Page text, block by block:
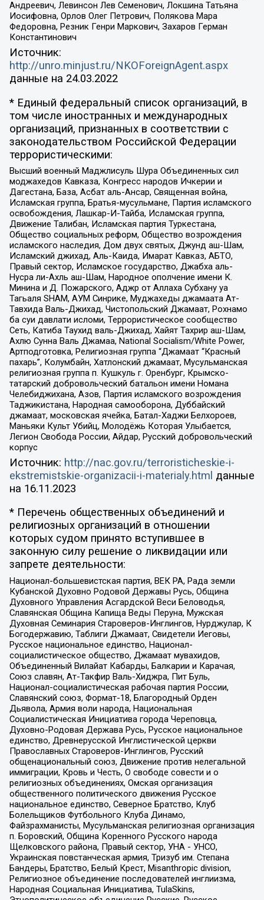
Андреевич, Левинсон Лев Семенович, Локшина Татьяна
Иосифовна, Орлов Олег Петрович, Полякова Мара
Федоровна, Резник Генри Маркович, Захаров Герман
Константинович
Источник:
http://unro.minjust.ru/NKOForeignAgent.aspx
данные на 24.03.2022
* Единый федеральный список организаций, в
том числе иностранных и международных
организаций, признанных в соответствии с
законодательством Российской Федерации
террористическими:
Высший военный Маджлисуль Шура Объединенных сил
моджахедов Кавказа, Конгресс народов Ичкерии и
Дагестана, База, Асбат аль-Ансар, Священная война,
Исламская группа, Братья-мусульмане, Партия исламского
освобождения, Лашкар-И-Тайба, Исламская группа,
Движение Талибан, Исламская партия Туркестана,
Общество социальных реформ, Общество возрождения
исламского наследия, Дом двух святых, Джунд аш-Шам,
Исламский джихад, Аль-Каида, Имарат Кавказ, АБТО,
Правый сектор, Исламское государство, Джабха аль-
Нусра ли-Ахль аш-Шам, Народное ополчение имени К.
Минина и Д. Пожарского, Аджр от Аллаха Субхану уа
Тагьаля SHAM, АУМ Синрике, Муджахеды джамаата Ат-
Тавхида Валь-Джихад, Чистопольский Джамаат, Рохнамо
ба суи давлати исломи, Террористическое сообщество
Сеть, Катиба Таухид валь-Джихад, Хайят Тахрир аш-Шам,
Ахлю Сунна Валь Джамаа, National Socialism/White Power,
Артподготовка, Религиозная группа “Джамаат “Красный
пахарь”, Колумбайн, Хатлонский джамаат, Мусульманская
религиозная группа п. Кушкуль г. Оренбург, Крымско-
татарский добровольческий батальон имени Номана
Челебиджихана, Азов, Партия исламского возрождения
Таджикистана, Народная самооборона, Дуббайский
джамаат, московская ячейка, Батал-Хаджи Белхороев,
Маньяки Культ Убийц, Молодёжь Которая Улыбается,
Легион Свобода России, Айдар, Русский добровольческий
корпус
Источник: http://nac.gov.ru/terroristicheskie-i-
ekstremistskie-organizacii-i-materialy.html данные
на 16.11.2023
* Перечень общественных объединений и
религиозных организаций в отношении
которых судом принято вступившее в
законную силу решение о ликвидации или
запрете деятельности:
Национал-большевистская партия, ВЕК РА, Рада земли
Кубанской Духовно Родовой Державы Русь, Община
Духовного Управления Асгардской Веси Беловодья,
Славянская Община Капища Веды Перуна, Мужская
Духовная Семинария Староверов-Инглингов, Нурджулар, К
Богодержавию, Таблиги Джамаат, Свидетели Иеговы,
Русское национальное единство, Национал-
социалистическое общество, Джамаат мувахидов,
Объединенный Вилайат Кабарды, Балкарии и Карачая,
Союз славян, Ат-Такфир Валь-Хиджра, Пит Буль,
Национал-социалистическая рабочая партия России,
Славянский союз, Формат-18, Благородный Орден
Дьявола, Армия воли народа, Национальная
Социалистическая Инициатива города Череповца,
Духовно-Родовая Держава Русь, Русское национальное
единство, Древнерусской Инглистической церкви
Православных Староверов-Инглингов, Русский
общенациональный союз, Движение против нелегальной
иммиграции, Кровь и Честь, О свободе совести и о
религиозных объединениях, Омская организация
общественного политического движения Русское
национальное единство, Северное Братство, Клуб
Болельщиков Футбольного Клуба Динамо,
Файзрахманисты, Мусульманская религиозная организация
п. Боровский, Община Коренного Русского народа
Щелковского района, Правый сектор, УНА - УНСО,
Украинская повстанческая армия, Тризуб им. Степана
Бандеры, Братство, Белый Крест, Misanthropic division,
Религиозное объединение последователей инглиизма,
Народная Социальная Инициатива, TulaSkins,